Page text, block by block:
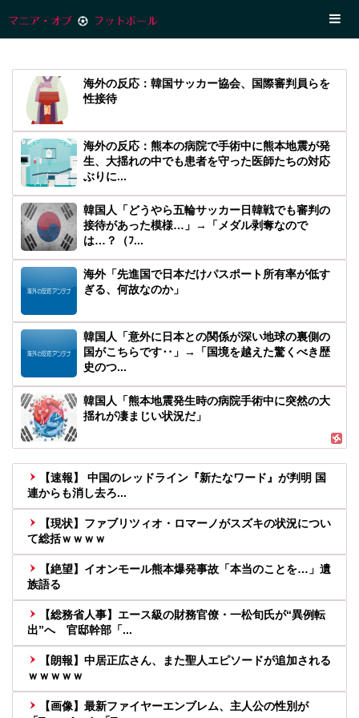
海外の反応：韓国サッカー協会、国際審判員らを
性接待
海外の反応：熊本の病院で手術中に熊本地震が発
生、大揺れの中でも患者を守った医師たちの対応
ぶりに...
韓国人「どうやら五輪サッカー日韓戦でも審判の
接待があった模様…」→「メダル剥奪なので
は…？（ﾌ...
海外「先進国で日本だけパスポート所有率が低す
ぎる、何故なのか」
韓国人「意外に日本との関係が深い地球の裏側の
国がこちらです‥」→「国境を越えた驚くべき歴
史のつ...
韓国人「熊本地震発生時の病院手術中に突然の大
揺れが凄まじい状況だ」
【速報】 中国のレッドライン『新たなワード』が判明 国
連からも消し去ろ...
【現状】ファブリツィオ・ロマーノがスズキの状況につい
て総括ｗｗｗｗ
【絶望】イオンモール熊本爆発事故「本当のことを…」遺
族語る
【総務省人事】エース級の財務官僚・一松旬氏が“異例転
出”へ 官邸幹部「...
【朗報】中居正広さん、また聖人エピソードが追加される
ｗｗｗｗｗ
【画像】最新ファイヤーエンブレム、主人公の性別が